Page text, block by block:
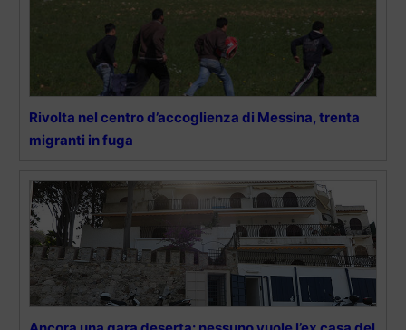
Rivolta nel centro d’accoglienza di Messina, trenta
migranti in fuga